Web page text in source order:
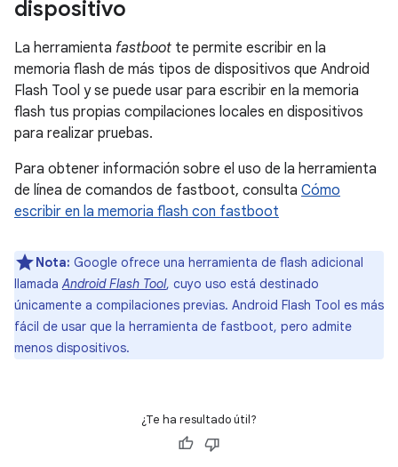
dispositivo
La herramienta fastboot te permite escribir en la
memoria flash de más tipos de dispositivos que Android
Flash Tool y se puede usar para escribir en la memoria
flash tus propias compilaciones locales en dispositivos
para realizar pruebas.
Para obtener información sobre el uso de la herramienta
de línea de comandos de fastboot, consulta Cómo
escribir en la memoria flash con fastboot
Nota: Google ofrece una herramienta de flash adicional
llamadaAndroid Flash Tool, cuyo uso está destinado
únicamente a compilaciones previas. Android Flash Tool es más
fácil de usar que la herramienta de fastboot, pero admite
menos dispositivos.
¿Te ha resultado útil?